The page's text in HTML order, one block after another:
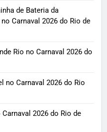
de Bateria da
Carnaval 2026 do Rio de
Rio no Carnaval 2026 do
no Carnaval 2026 do Rio
2026 do Rio de